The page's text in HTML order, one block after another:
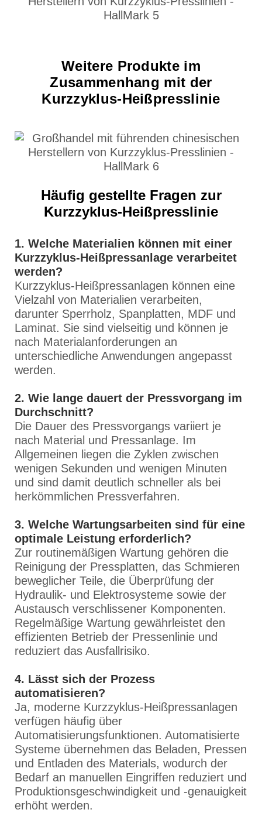
Weitere Produkte im
Zusammenhang mit der
Kurzzyklus-Heißpresslinie
Häufig gestellte Fragen zur
Kurzzyklus-Heißpresslinie
1. Welche Materialien können mit einer
Kurzzyklus-Heißpressanlage verarbeitet
werden?
Kurzzyklus-Heißpressanlagen können eine
Vielzahl von Materialien verarbeiten,
darunter Sperrholz, Spanplatten, MDF und
Laminat. Sie sind vielseitig und können je
nach Materialanforderungen an
unterschiedliche Anwendungen angepasst
werden.
2. Wie lange dauert der Pressvorgang im
Durchschnitt?
Die Dauer des Pressvorgangs variiert je
nach Material und Pressanlage. Im
Allgemeinen liegen die Zyklen zwischen
wenigen Sekunden und wenigen Minuten
und sind damit deutlich schneller als bei
herkömmlichen Pressverfahren.
3. Welche Wartungsarbeiten sind für eine
optimale Leistung erforderlich?
Zur routinemäßigen Wartung gehören die
Reinigung der Pressplatten, das Schmieren
beweglicher Teile, die Überprüfung der
Hydraulik- und Elektrosysteme sowie der
Austausch verschlissener Komponenten.
Regelmäßige Wartung gewährleistet den
effizienten Betrieb der Pressenlinie und
reduziert das Ausfallrisiko.
4. Lässt sich der Prozess
automatisieren?
Ja, moderne Kurzzyklus-Heißpressanlagen
verfügen häufig über
Automatisierungsfunktionen. Automatisierte
Systeme übernehmen das Beladen, Pressen
und Entladen des Materials, wodurch der
Bedarf an manuellen Eingriffen reduziert und
Produktionsgeschwindigkeit und -genauigkeit
erhöht werden.